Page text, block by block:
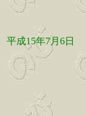
平成15年7月6日